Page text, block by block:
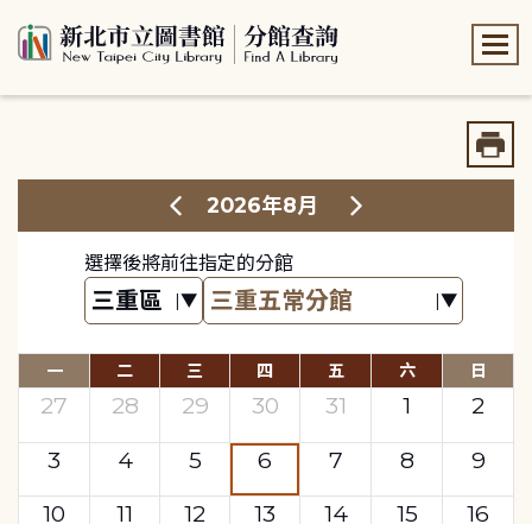
2026年8月
選擇後將前往指定的分館
一 二 三 四 五 六 日
27 28 29 30 31 1
2
3
4 5 6 7 8
9
10
11 12 13 14 15
16